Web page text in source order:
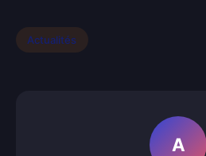
Actualités
A